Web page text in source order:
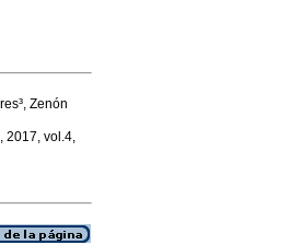
Zenón
, 2017, vol.4,